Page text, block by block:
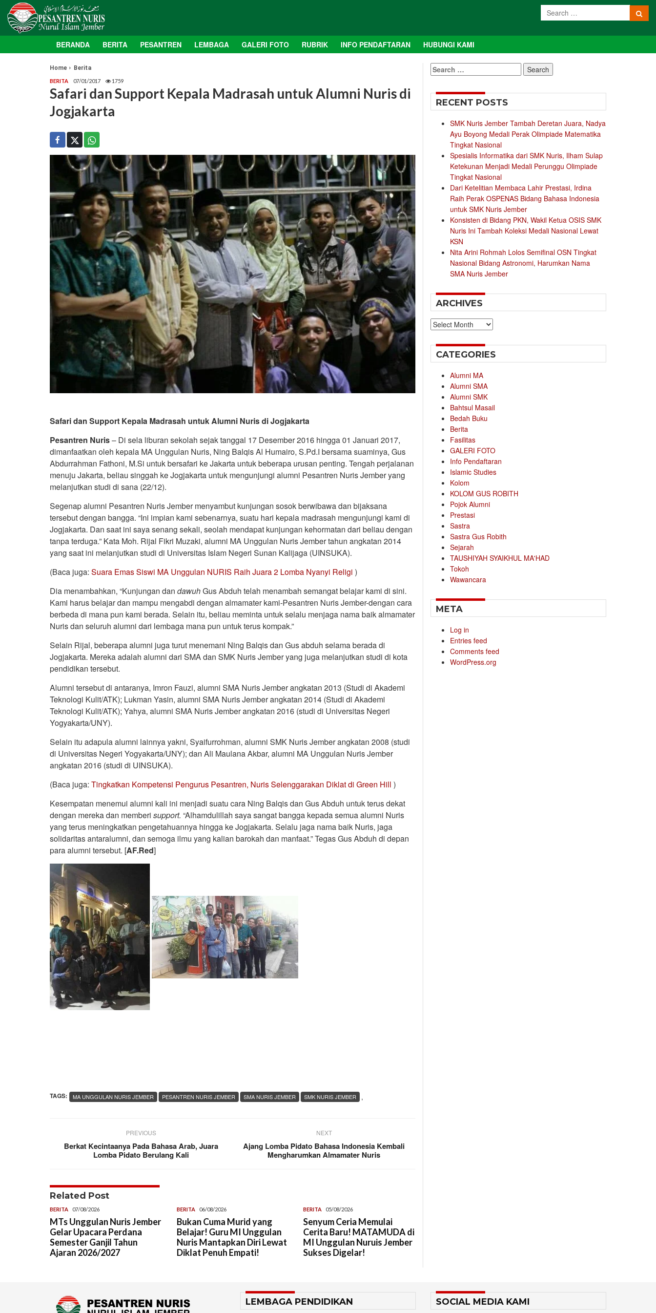
BERANDA BERITA PESANTREN LEMBAGA GALERI FOTO RUBRIK INFO PENDAFTARAN HUBUNGI KAMI
Home Berita
BERITA 07/01/2017 1759
Safari dan Support Kepala Madrasah untuk Alumni Nuris di
Jogjakarta
Safari dan Support Kepala Madrasah untuk Alumni Nuris di Jogjakarta
Pesantren Nuris– Di sela liburan sekolah sejak tanggal 17 Desember 2016 hingga 01 Januari 2017,
dimanfaatkan oleh kepala MA Unggulan Nuris, Ning Balqis Al Humairo, S.Pd.I bersama suaminya, Gus
Abdurrahman Fathoni, M.Si untuk bersafari ke Jakarta untuk beberapa urusan penting. Tengah perjalanan
menuju Jakarta, beliau singgah ke Jogjakarta untuk mengunjungi alumni Pesantren Nuris Jember yang
melanjutkan studi di sana (22/12).
Segenap alumni Pesantren Nuris Jember menyambut kunjungan sosok berwibawa dan bijaksana
tersebut dengan bangga. “Ini impian kami sebenarnya, suatu hari kepala madrasah mengunjungi kami di
Jogjakarta. Dan saat ini saya senang sekali, seolah mendapat kunjungan kehormatan dari beliau dengan
tanpa terduga.” Kata Moh. Rijal Fikri Muzaki, alumni MA Unggulan Nuris Jember tahun angkatan 2014
yang saat ini melanjutkan studi di Universitas Islam Negeri Sunan Kalijaga (UINSUKA).
(Baca juga: Suara Emas Siswi MA Unggulan NURIS Raih Juara 2 Lomba Nyanyi Religi )
Dia menambahkan, “Kunjungan dan dawuhGus Abduh telah menambah semangat belajar kami di sini.
Kami harus belajar dan mampu mengabdi dengan almamater kami-Pesantren Nuris Jember-dengan cara
berbeda di mana pun kami berada. Selain itu, beliau meminta untuk selalu menjaga nama baik almamater
Nuris dan seluruh alumni dari lembaga mana pun untuk terus kompak.”
Selain Rijal, beberapa alumni juga turut menemani Ning Balqis dan Gus abduh selama berada di
Jogjakarta. Mereka adalah alumni dari SMA dan SMK Nuris Jember yang juga melanjutkan studi di kota
pendidikan tersebut.
Alumni tersebut di antaranya, Imron Fauzi, alumni SMA Nuris Jember angkatan 2013 (Studi di Akademi
Teknologi Kulit/ATK); Lukman Yasin, alumni SMA Nuris Jember angkatan 2014 (Studi di Akademi
Teknologi Kulit/ATK); Yahya, alumni SMA Nuris Jember angkatan 2016 (studi di Universitas Negeri
Yogyakarta/UNY).
Selain itu adapula alumni lainnya yakni, Syaifurrohman, alumni SMK Nuris Jember angkatan 2008 (studi
di Universitas Negeri Yogyakarta/UNY); dan Ali Maulana Akbar, alumni MA Unggulan Nuris Jember
angkatan 2016 (studi di UINSUKA).
(Baca juga: Tingkatkan Kompetensi Pengurus Pesantren, Nuris Selenggarakan Diklat di Green Hill )
Kesempatan menemui alumni kali ini menjadi suatu cara Ning Balqis dan Gus Abduh untuk terus dekat
dengan mereka dan memberi support. “Alhamdulillah saya sangat bangga kepada semua alumni Nuris
yang terus meningkatkan pengetahuannya hingga ke Jogjakarta. Selalu jaga nama baik Nuris, jaga
solidaritas antaralumni, dan semoga ilmu yang kalian barokah dan manfaat.” Tegas Gus Abduh di depan
para alumni tersebut. [AF.Red]
TAGS: ,
MA UNGGULAN NURIS JEMBER PESANTREN NURIS JEMBER SMA NURIS JEMBER SMK NURIS JEMBER
PREVIOUS
Berkat Kecintaanya Pada Bahasa Arab, Juara
Lomba Pidato Berulang Kali
NEXT
Ajang Lomba Pidato Bahasa Indonesia Kembali
Mengharumkan Almamater Nuris
Related Post
BERITA 07/08/2026
MTs Unggulan Nuris Jember
Gelar Upacara Perdana
Semester Ganjil Tahun
Ajaran 2026/2027
BERITA 06/08/2026
Bukan Cuma Murid yang
Belajar! Guru MI Unggulan
Nuris Mantapkan Diri Lewat
Diklat Penuh Empati!
BERITA 05/08/2026
Senyum Ceria Memulai
Cerita Baru! MATAMUDA di
MI Unggulan Nuruis Jember
Sukses Digelar!
Search
for:
RECENT POSTS
SMK Nuris Jember Tambah Deretan Juara, Nadya
Ayu Boyong Medali Perak Olimpiade Matematika
Tingkat Nasional
Spesialis Informatika dari SMK Nuris, Ilham Sulap
Ketekunan Menjadi Medali Perunggu Olimpiade
Tingkat Nasional
Dari Ketelitian Membaca Lahir Prestasi, Irdina
Raih Perak OSPENAS Bidang Bahasa Indonesia
untuk SMK Nuris Jember
Konsisten di Bidang PKN, Wakil Ketua OSIS SMK
Nuris Ini Tambah Koleksi Medali Nasional Lewat
KSN
Nita Arini Rohmah Lolos Semifinal OSN Tingkat
Nasional Bidang Astronomi, Harumkan Nama
SMA Nuris Jember
ARCHIVES
Archives
CATEGORIES
Alumni MA
Alumni SMA
Alumni SMK
Bahtsul Masail
Bedah Buku
Berita
Fasilitas
GALERI FOTO
Info Pendaftaran
Islamic Studies
Kolom
KOLOM GUS ROBITH
Pojok Alumni
Prestasi
Sastra
Sastra Gus Robith
Sejarah
TAUSHIYAH SYAIKHUL MA'HAD
Tokoh
Wawancara
META
Log in
Entries feed
Comments feed
WordPress.org
LEMBAGA PENDIDIKAN SOCIAL MEDIA KAMI